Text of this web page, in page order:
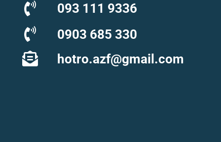
093 111 9336
0903 685 330
hotro.azf@gmail.com